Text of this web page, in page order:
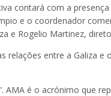
contará com a
e o coordenador
e Rogelio Martinez,
relações entre a Galiza
AMA é o acrónimo que